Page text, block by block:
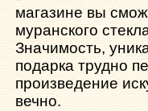
магазине вы
муранского
Значимость,
подарка трудно
произведение
вечно.